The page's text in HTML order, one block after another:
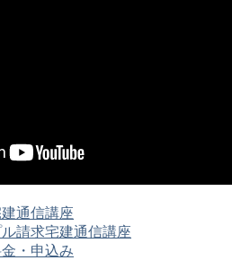
通信講座
請求宅建通信講座
・申込み